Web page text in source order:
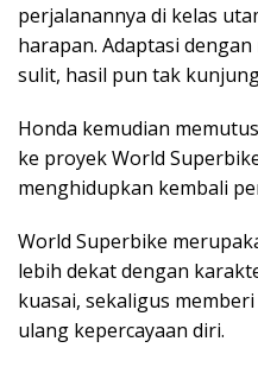
perjalanannya di kelas
harapan. Adaptasi
sulit, hasil pun tak
Honda kemudian
ke proyek World
menghidupkan kembali
World Superbike
lebih dekat dengan
kuasai, sekaligus
ulang kepercayaan diri.